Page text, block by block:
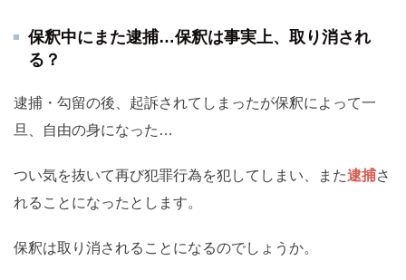
保釈中にまた逮捕…保釈は事実上、取り消され
る？
逮捕・勾留の後、起訴されてしまったが保釈によって一
旦、自由の身になった…
つい気を抜いて再び犯罪行為を犯してしまい、また逮捕さ
れることになったとします。
保釈は取り消されることになるのでしょうか。